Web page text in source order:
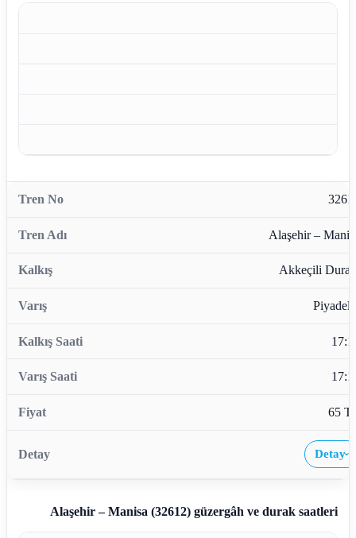
Alaşehir –
Akkeçili
65
Detay›
Alaşehir – Manisa (32612)güzergâh ve durak saatleri